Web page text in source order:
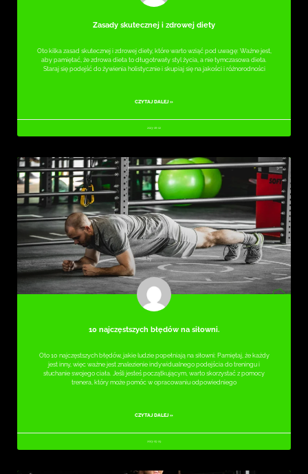
Zasady skutecznej i zdrowej diety
Oto kilka zasad skutecznej i zdrowej diety, które warto wziąć pod uwagę: Ważne jest,
aby pamiętać, że zdrowa dieta to długotrwały styl życia, a nie tymczasowa dieta.
Staraj się podejść do żywienia holistycznie i skupiaj się na jakości i różnorodności
CZYTAJ DALEJ »
2023-06-02
10 najczęstszych błędów na siłowni.
Oto 10 najczęstszych błędów, jakie ludzie popełniają na siłowni: Pamiętaj, że każdy
jest inny, więc ważne jest znalezienie indywidualnego podejścia do treningu i
słuchanie swojego ciała. Jeśli jesteś początkującym, warto skorzystać z pomocy
trenera, który może pomóc w opracowaniu odpowiedniego
CZYTAJ DALEJ »
2023-05-29